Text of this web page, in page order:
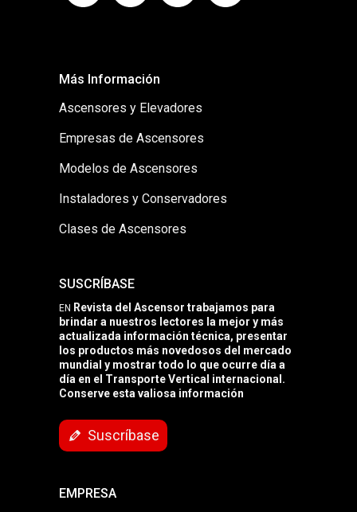
Más Información
Ascensores y Elevadores
Empresas de Ascensores
Modelos de Ascensores
Instaladores y Conservadores
Clases de Ascensores
SUSCRÍBASE
EN Revista del Ascensor trabajamos para
brindar a nuestros lectores la mejor y más
actualizada información técnica, presentar
los productos más novedosos del mercado
mundial y mostrar todo lo que ocurre día a
día en el Transporte Vertical internacional.
Conserve esta valiosa información
Suscríbase
EMPRESA